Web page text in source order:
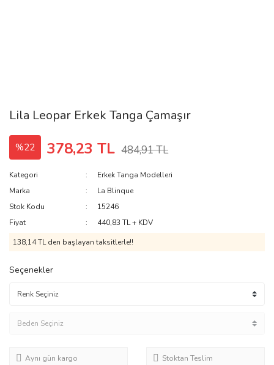
Lila Leopar Erkek Tanga Çamaşır
%22 378,23 TL 484,91 TL
Kategori
Erkek Tanga Modelleri
Marka
La Blinque
Stok Kodu
15246
Fiyat
440,83 TL + KDV
138,14 TL den başlayan taksitlerle!!
Seçenekler
Aynı gün kargo Stoktan Teslim